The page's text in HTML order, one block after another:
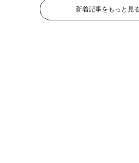
新着記事をもっと見